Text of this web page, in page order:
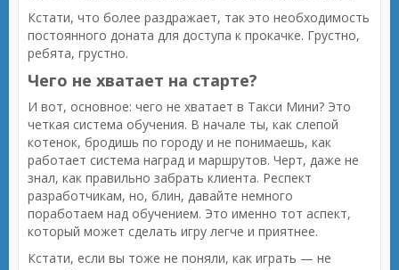
Кстати, что более раздражает, так это необходимость
постоянного доната для доступа к прокачке. Грустно,
ребята, грустно.
Чего не хватает на старте?
И вот, основное: чего не хватает в Такси Мини? Это
четкая система обучения. В начале ты, как слепой
котенок, бродишь по городу и не понимаешь, как
работает система наград и маршрутов. Черт, даже не
знал, как правильно забрать клиента. Респект
разработчикам, но, блин, давайте немного
поработаем над обучением. Это именно тот аспект,
который может сделать игру легче и приятнее.
Кстати, если вы тоже не поняли, как играть — не